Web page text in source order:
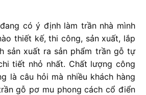
có ý định làm trần nhà mình
thiết kế, thi công, sản xuất, lắp
sản xuất ra sản phẩm trần gỗ tự
tiết nhỏ nhất. Chất lượng công
là câu hỏi mà nhiều khách hàng
gỗ pơ mu phong cách cổ điển